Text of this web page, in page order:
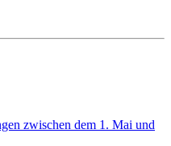
zwischen dem 1. Mai und